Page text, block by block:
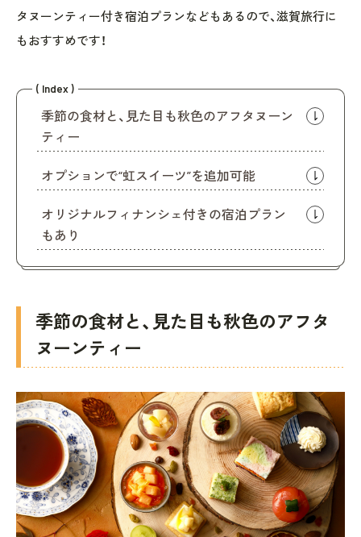
タヌーンティー付き宿泊プランなどもあるので、滋賀旅行に
もおすすめです！
( Index )
季節の食材と、見た目も秋色のアフタヌーン
ティー
オプションで“虹スイーツ”を追加可能
オリジナルフィナンシェ付きの宿泊プラン
もあり
季節の食材と、見た目も秋色のアフタ
ヌーンティー